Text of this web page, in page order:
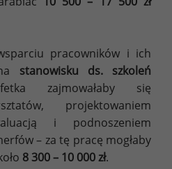
pracowników i ich
stanowisku ds. szkoleń
zajmowałaby się
projektowaniem
i podnoszeniem
– za tę pracę mogłaby
8 300 – 10 000 zł.